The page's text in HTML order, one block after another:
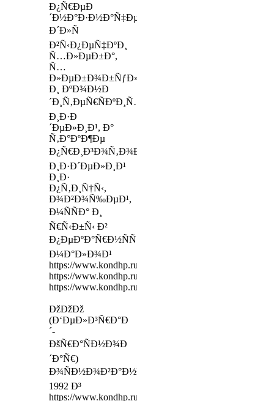
Ð¿Ñ€ÐµÐ
´Ð½Ð°Ð·Ð½Ð°Ñ‡ÐµÐ½Ð°
Ð´Ð»Ñ
Ð²Ñ‹Ð¿ÐµÑ‡ÐºÐ¸
Ñ…Ð»ÐµÐ±Ð°,
Ñ…
Ð»ÐµÐ±Ð¾Ð±ÑƒÐ»Ð¾Ñ‡Ð½Ñ‹Ñ…
Ð¸ ÐºÐ¾Ð½Ð
´Ð¸Ñ‚ÐµÑ€ÑÐºÐ¸Ñ…
Ð¸Ð·Ð
´ÐµÐ»Ð¸Ð¹, Ð°
Ñ‚Ð°ÐºÐ¶Ðµ
Ð¿Ñ€Ð¸Ð³Ð¾Ñ‚Ð¾Ð²Ð»ÐµÐ½Ð¸Ñ
Ð¸Ð·Ð´ÐµÐ»Ð¸Ð¹
Ð¸Ð·
Ð¿Ñ‚Ð¸Ñ†Ñ‹,
Ð¾Ð²Ð¾Ñ‰ÐµÐ¹,
Ð¼ÑÑÐ° Ð¸
Ñ€Ñ‹Ð±Ñ‹ Ð²
Ð¿ÐµÐºÐ°Ñ€Ð½ÑÑ…
Ð¼Ð°Ð»Ð¾Ð¹
https://www.kondhp.ru/preorder/13039
https://www.kondhp.ru/preorder/13042
https://www.kondhp.ru/preorder/13035
ÐžÐžÐž
(Ð‘ÐµÐ»Ð³Ñ€Ð°Ð
´-
ÐšÑ€Ð°ÑÐ½Ð¾Ð
´Ð°Ñ€)
Ð¾ÑÐ½Ð¾Ð²Ð°Ð½Ð¾Â Ð²
1992 Ð³
https://www.kondhp.ru/products/farshemeshalka-